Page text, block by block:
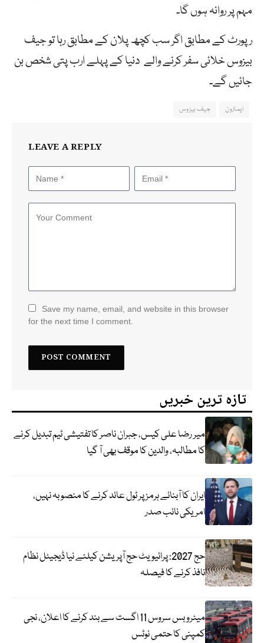
مہم پر روانہ ہوں گا۔
رپورٹ کے مطابق اگر سب کچھ پلان کے مطابق رہا تو جیف
بیزوس خلائی سفر کرنے والے دنیا کے پہلے ارب پتی شخص بن
جائیں گے۔
ایمازون جیف بیزوس
LEAVE A REPLY
Save my name, email, and website in this browser
for the next time I comment.
تازہ ترین خبریں
میر رضا علی کیس، جبران ناصر کا تفتیشی ٹیم تبدیل کرنے
کا مطالبہ، والدین کا موقف بھی آ گیا
ایران کا آبنائے ہرمز پر ٹول عائد کرنے کا منصوبہ نہیں،
امریکی نائب صدر
حج 2027: پرائیویٹ حج آپریشن کیلئے نیا ڈیجیٹل نظام
نافذ کرنے کا فیصلہ
میٹرو بس سروس 11 اگست سے بند کرنے کا اعلان، نجی
کمپنی کا حتمی نوٹس